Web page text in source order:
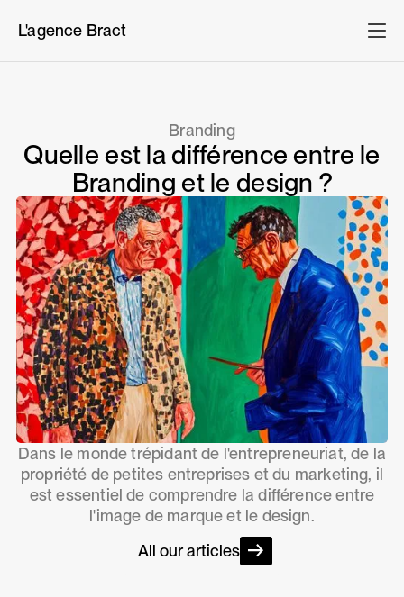
L'agence Bract
Branding
Quelle est la différence entre le
Branding et le design ?
Dans le monde trépidant de l'entrepreneuriat, de la
propriété de petites entreprises et du marketing, il
est essentiel de comprendre la différence entre
l'image de marque et le design.
All our articles